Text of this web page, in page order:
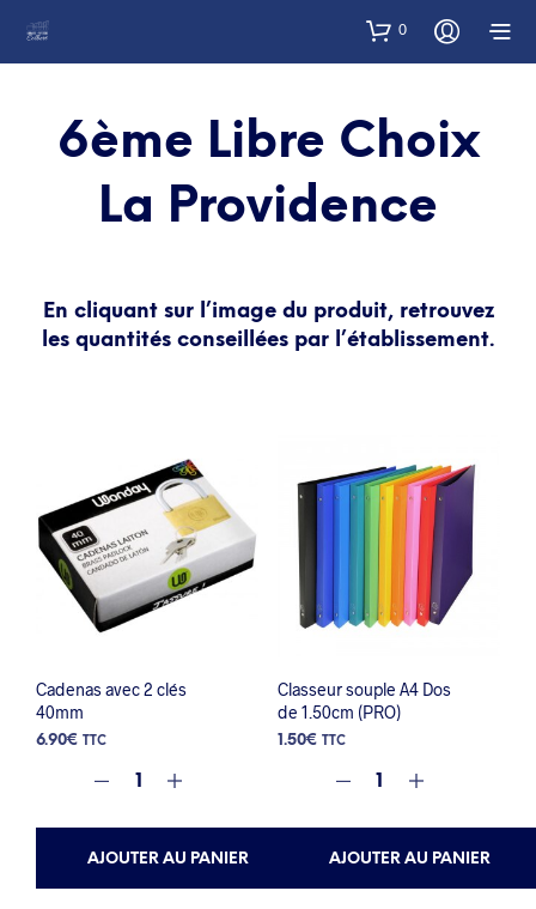
0
6ème Libre Choix
La Providence
En cliquant sur l’image du produit, retrouvez
les quantités conseillées par l’établissement.
Cadenas avec 2 clés
40mm
6.90€ TTC
AJOUTER AU PANIER
Classeur souple A4 Dos
de 1.50cm (PRO)
1.50€ TTC
AJOUTER AU PANIER